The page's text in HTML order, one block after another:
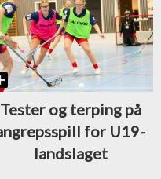
Tester og terping på
for U19-
landslaget